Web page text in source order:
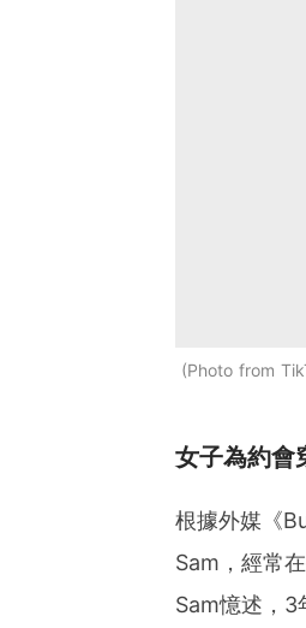
Photo from
女子為約會
根據外媒《
Sam，經常
Sam憶述，3